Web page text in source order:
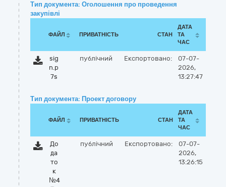
Тип документа: Оголошення про проведення
закупівлі
ФАЙЛ ПРИВАТНІСТЬ СТАН
ДАТА
ТА
ЧАС
sig
n.p
7s
публічний Експортовано:
07-07-
2026,
13:27:47
Тип документа: Проект договору
ФАЙЛ ПРИВАТНІСТЬ СТАН
ДАТА
ТА
ЧАС
До
да
то
к
№4
публічний Експортовано:
07-07-
2026,
13:26:15